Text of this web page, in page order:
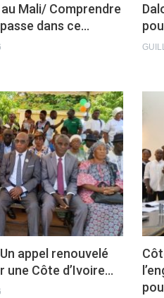
Mali/ Comprendre
dans ce…
appel renouvelé
une Côte d’Ivoire…